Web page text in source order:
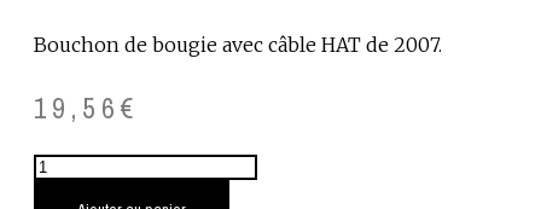
Bouchon de bougie avec câble HAT de 2007.
19,56€
quantité